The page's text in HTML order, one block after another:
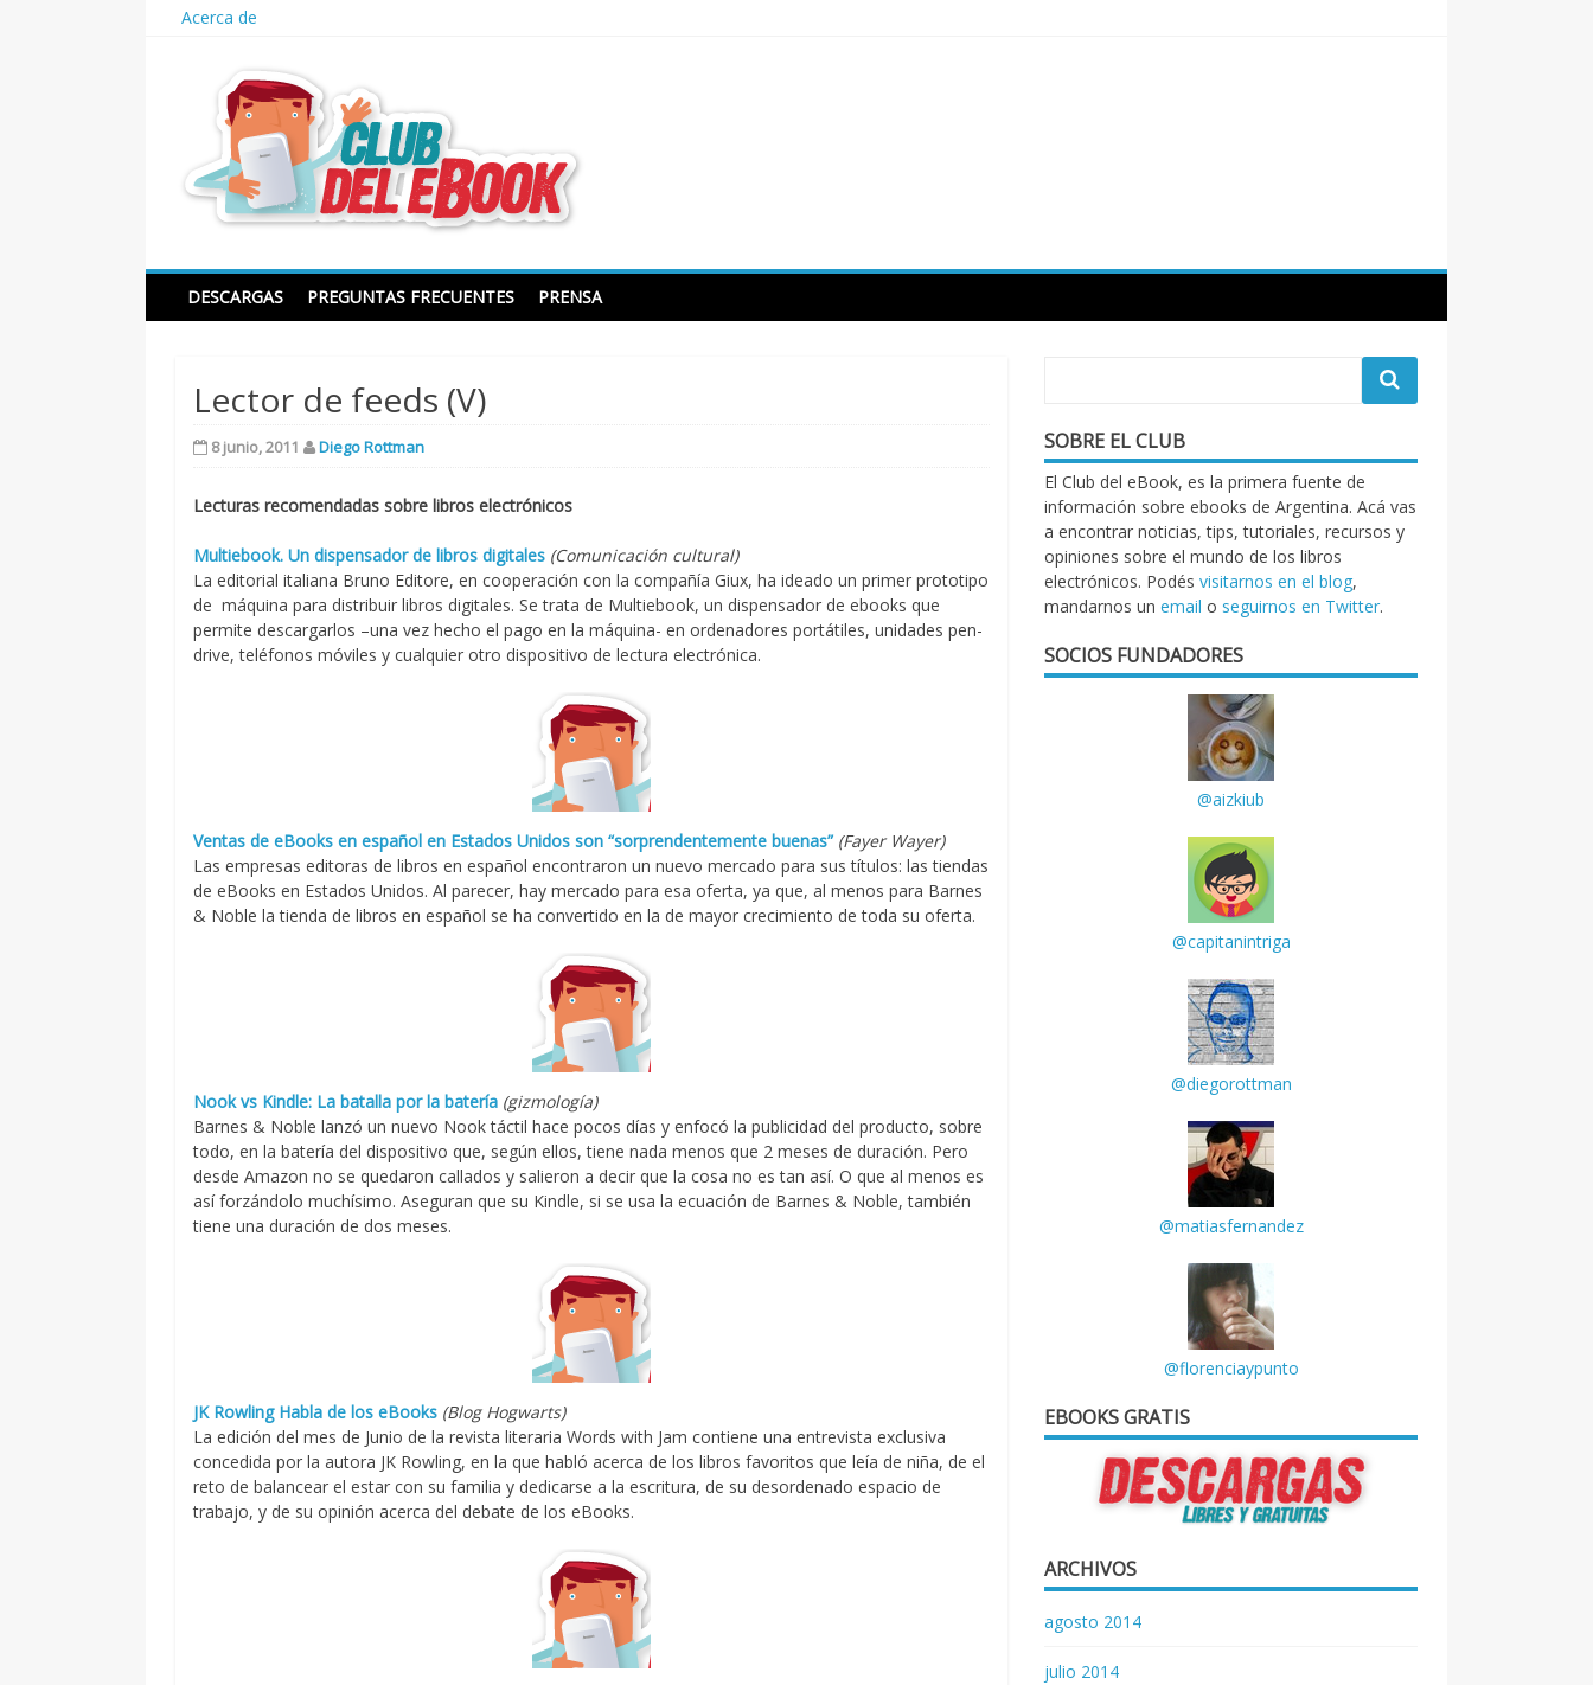
Acerca de
Club del ebook
DESCARGAS PREGUNTAS FRECUENTES PRENSA
Lector de feeds (V)
8 junio, 2011 Diego Rottman
Lecturas recomendadas sobre libros electrónicos
Multiebook. Un dispensador de libros digitales (Comunicación cultural)
La editorial italiana Bruno Editore, en cooperación con la compañía Giux, ha ideado un primer prototipo
de máquina para distribuir libros digitales. Se trata de Multiebook, un dispensador de ebooks que
permite descargarlos –una vez hecho el pago en la máquina- en ordenadores portátiles, unidades pen-
drive, teléfonos móviles y cualquier otro dispositivo de lectura electrónica.
Ventas de eBooks en español en Estados Unidos son “sorprendentemente buenas” (Fayer Wayer)
Las empresas editoras de libros en español encontraron un nuevo mercado para sus títulos: las tiendas
de eBooks en Estados Unidos. Al parecer, hay mercado para esa oferta, ya que, al menos para Barnes
& Noble la tienda de libros en español se ha convertido en la de mayor crecimiento de toda su oferta.
Nook vs Kindle: La batalla por la batería (gizmología)
Barnes & Noble lanzó un nuevo Nook táctil hace pocos días y enfocó la publicidad del producto, sobre
todo, en la batería del dispositivo que, según ellos, tiene nada menos que 2 meses de duración. Pero
desde Amazon no se quedaron callados y salieron a decir que la cosa no es tan así. O que al menos es
así forzándolo muchísimo. Aseguran que su Kindle, si se usa la ecuación de Barnes & Noble, también
tiene una duración de dos meses.
JK Rowling Habla de los eBooks (Blog Hogwarts)
La edición del mes de Junio de la revista literaria Words with Jam contiene una entrevista exclusiva
concedida por la autora JK Rowling, en la que habló acerca de los libros favoritos que leía de niña, de el
reto de balancear el estar con su familia y dedicarse a la escritura, de su desordenado espacio de
trabajo, y de su opinión acerca del debate de los eBooks.
SOBRE EL CLUB
El Club del eBook, es la primera fuente de
información sobre ebooks de Argentina. Acá vas
a encontrar noticias, tips, tutoriales, recursos y
opiniones sobre el mundo de los libros
electrónicos. Podésvisitarnos en el blog,
mandarnos unemail o seguirnos en Twitter.
SOCIOS FUNDADORES
@aizkiub
@capitanintriga
@diegorottman
@matiasfernandez
@florenciaypunto
EBOOKS GRATIS
ARCHIVOS
agosto 2014
julio 2014